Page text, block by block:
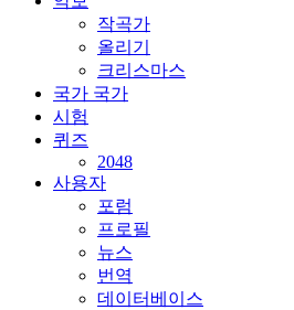
작곡가
올리기
크리스마스
국가 국가
시험
퀴즈
2048
사용자
포럼
프로필
뉴스
번역
데이터베이스